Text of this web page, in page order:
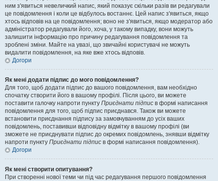
ним з'явиться невеличкий напис, який показує скільки разів ви редагували
це повідомлення і коли це відбулось востаннє. Цей напис з'явиться, якщо
хтось відповів на це повідомлення; воно не з'явиться, якщо модератор або
адміністратор редагували його, хоча, у такому випадку, вони можуть
залишити інформацію про причину редагування повідомлення та
зроблені зміни. Майте на увазі, що звичайні користувачі не можуть
видалити повідомлення, на яке вже хтось відповів.
Догори
Як мені додати підпис до мого повідомлення?
Для того, щоб додати підпис до вашого повідомлення, вам необхідно
спочатку створити його в вашому профілі. Після цього, ви можете
поставити галочку напроти пункту Приєднати підпис в формі написання
повідомлення для того, щоб підпис приєднався. Також ви можете
встановити приєднання підпису за замовчуванням до усіх ваших
повідомлень, поставивши відповідну відмітку в вашому профілі (ви
зможете не приєднувати підпис до окремих повідомлень, знявши відмітку
напроти пункту Приєднати підпис в формі написання повідомлення).
Догори
Як мені створити опитування?
При створенні нової теми чи під час редагування першого повідомлення